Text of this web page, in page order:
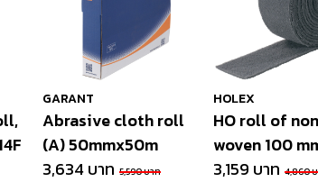
GARANT
Abrasive cloth roll
(A) 50mmx50m
3,634 บาท 5,590 บาท
HOLEX
HO roll of
woven 100
m
3,159 บาท 4,860